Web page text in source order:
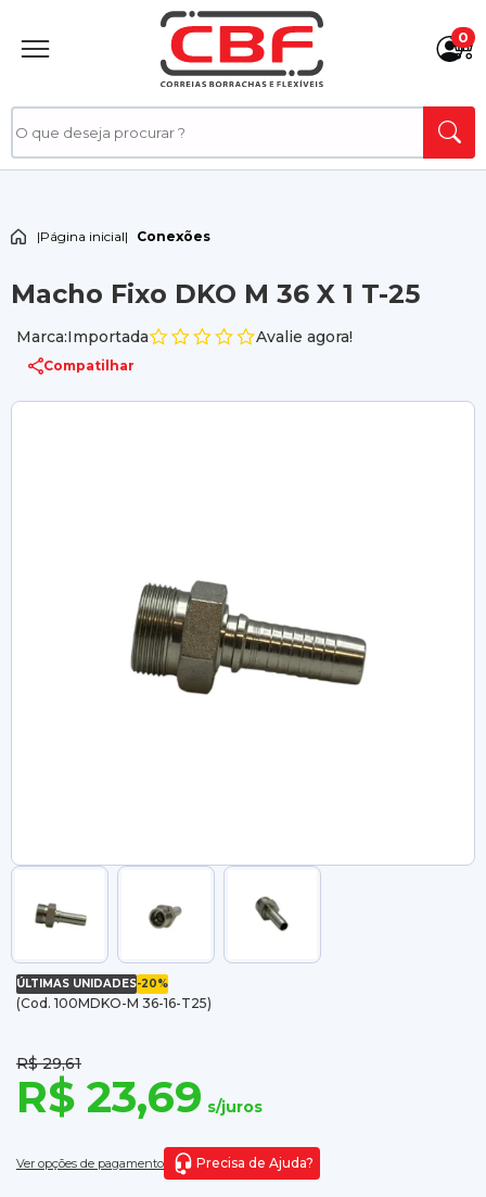
0
|Página inicial| Conexões
Macho Fixo DKO M 36 X 1 T-25
Marca:Importada Avalie agora!
Compatilhar
ÚLTIMAS UNIDADES-20%
(Cod. 100MDKO-M 36-16-T25)
R$ 29,61
R$ 23,69 s/juros
Ver opções de pagamento Precisa de Ajuda?